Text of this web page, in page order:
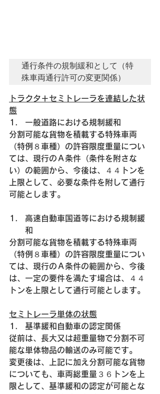
通行条件の規制緩和として（特
殊車両通行許可の変更関係）
トラクタ＋セミトレーラを連結した状
態
一般道路における規制緩和
分割可能な貨物を積載する特殊車両
（特例８車種）の許容限度重量につい
ては、現行のＡ条件（条件を附さな
い）の範囲から、今後は、４４トンを
上限として、必要な条件を附して通行
可能とします。
高速自動車国道等における規制緩
和
分割可能な貨物を積載する特殊車両
（特例８車種）の許容限度重量につい
ては、現行のＡ条件の範囲から、今後
は、一定の要件を満たす場合は、４４
トンを上限として通行可能とします。
セミトレーラ単体の状態
基準緩和自動車の認定関係
従前は、長大又は超重量物で分割不可
能な単体物品の輸送のみ可能です。
変更後は、上記に加え分割可能な貨物
についても、車両総重量３６トンを上
限として、基準緩和の認定が可能とな